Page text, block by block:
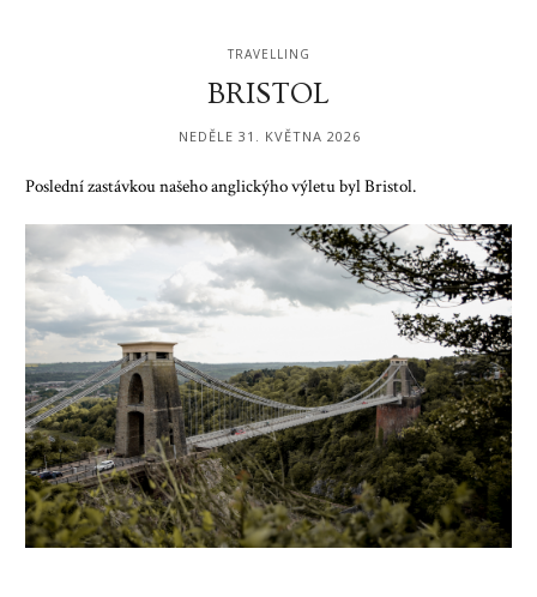
TRAVELLING
BRISTOL
NEDĚLE 31. KVĚTNA 2026
Poslední zastávkou našeho anglickýho výletu byl Bristol.